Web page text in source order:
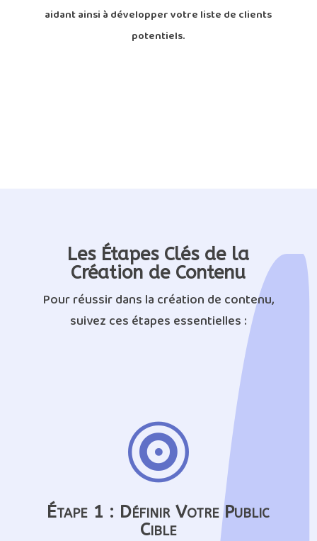
aidant ainsi à développer votre liste de clients
potentiels.
Les Étapes Clés de la
Création de Contenu
Pour réussir dans la création de contenu,
suivez ces étapes essentielles :

Étape 1 : Définir Votre Public
Cible